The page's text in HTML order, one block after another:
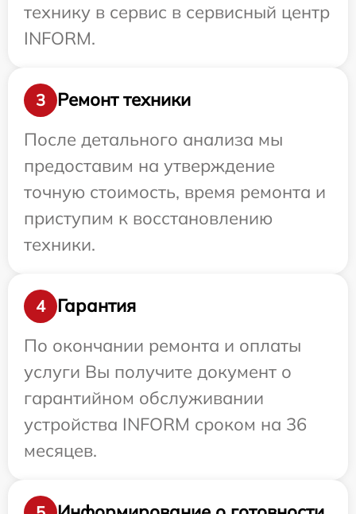
технику в сервис в сервисный центр
INFORM.
3
Ремонт техники
После детального анализа мы
предоставим на утверждение
точную стоимость, время ремонта и
приступим к восстановлению
техники.
4
Гарантия
По окончании ремонта и оплаты
услуги Вы получите документ о
гарантийном обслуживании
устройства INFORM сроком на 36
месяцев.